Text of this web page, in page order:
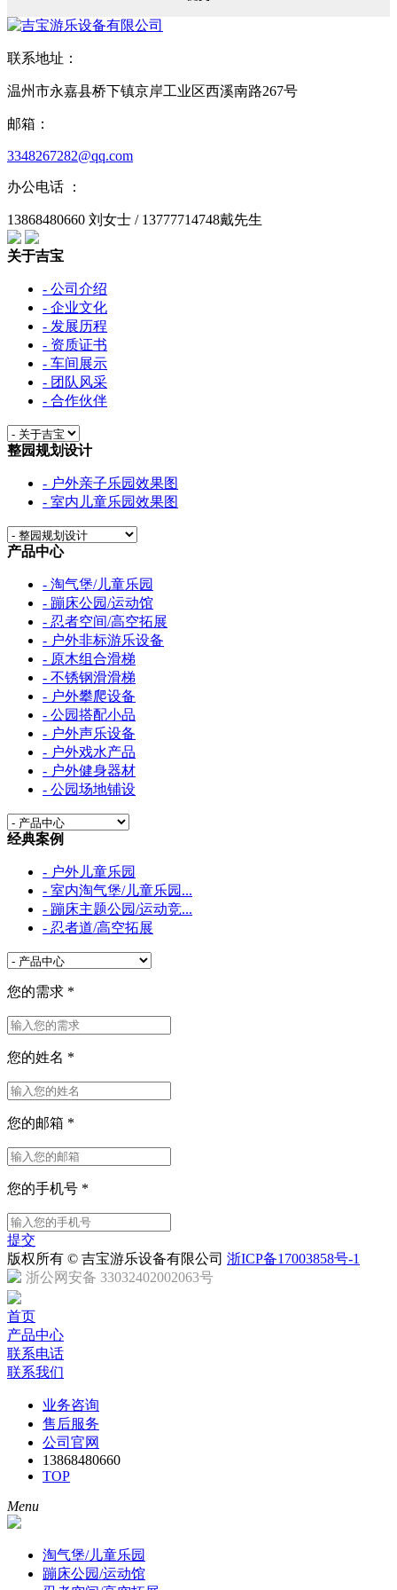
联系地址：
温州市永嘉县桥下镇京岸工业区西溪南路267号
邮箱：
3348267282@qq.com
办公电话 ：
13868480660 刘女士 / 13777714748戴先生
关于吉宝
- 公司介绍
- 企业文化
- 发展历程
- 资质证书
- 车间展示
- 团队风采
- 合作伙伴
整园规划设计
- 户外亲子乐园效果图
- 室内儿童乐园效果图
产品中心
- 淘气堡/儿童乐园
- 蹦床公园/运动馆
- 忍者空间/高空拓展
- 户外非标游乐设备
- 原木组合滑梯
- 不锈钢滑滑梯
- 户外攀爬设备
- 公园搭配小品
- 户外声乐设备
- 户外戏水产品
- 户外健身器材
- 公园场地铺设
经典案例
- 户外儿童乐园
- 室内淘气堡/儿童乐园...
- 蹦床主题公园/运动竞...
- 忍者道/高空拓展
您的需求 *
您的姓名 *
您的邮箱 *
您的手机号 *
提交
版权所有 © 吉宝游乐设备有限公司 浙ICP备17003858号-1
浙公网安备 33032402002063号
首页
产品中心
联系电话
联系我们
业务咨询
售后服务
公司官网
13868480660
TOP
Menu
淘气堡/儿童乐园
蹦床公园/运动馆